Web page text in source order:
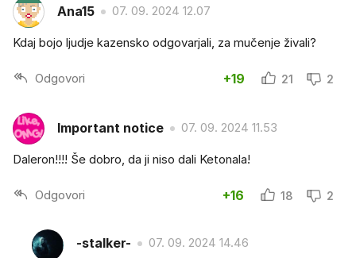
Ana15 07. 09. 2024 12.07
Kdaj bojo ljudje kazensko odgovarjali, za mučenje živali?
Odgovori +19 21 2
Important notice 07. 09. 2024 11.53
Daleron!!!! Še dobro, da ji niso dali Ketonala!
Odgovori +16 18 2
-stalker- 07. 09. 2024 14.46